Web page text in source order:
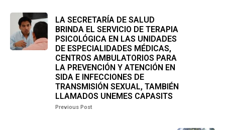
LA SECRETARÍA DE SALUD
BRINDA EL SERVICIO DE TERAPIA
PSICOLÓGICA EN LAS UNIDADES
DE ESPECIALIDADES MÉDICAS,
CENTROS AMBULATORIOS PARA
LA PREVENCIÓN Y ATENCIÓN EN
SIDA E INFECCIONES DE
TRANSMISIÓN SEXUAL, TAMBIÉN
LLAMADOS UNEMES CAPASITS
Previous Post